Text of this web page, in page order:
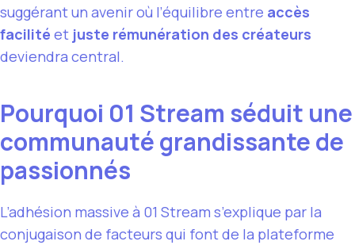
suggérant un avenir où l’équilibre entre accès
facilité et juste rémunération des créateurs
deviendra central.
Pourquoi 01 Stream séduit une
communauté grandissante de
passionnés
L’adhésion massive à 01 Stream s’explique par la
conjugaison de facteurs qui font de la plateforme